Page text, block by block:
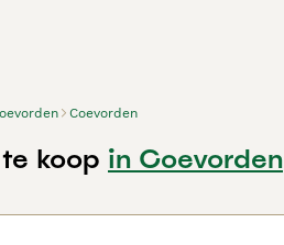
Coevorden
koop in Coevorden